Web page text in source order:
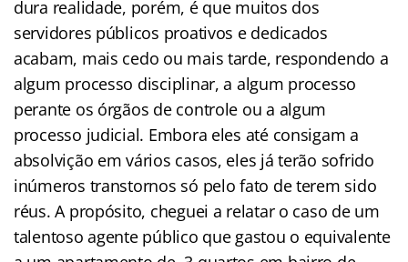
dura realidade, porém, é que muitos dos
servidores públicos proativos e dedicados
acabam, mais cedo ou mais tarde, respondendo a
algum processo disciplinar, a algum processo
perante os órgãos de controle ou a algum
processo judicial. Embora eles até consigam a
absolvição em vários casos, eles já terão sofrido
inúmeros transtornos só pelo fato de terem sido
réus. A propósito, cheguei a relatar o caso de um
talentoso agente público que gastou o equivalente